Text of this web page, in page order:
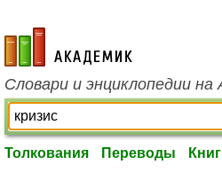
academic.ru
Словари и энциклопедии на
Толкования Переводы